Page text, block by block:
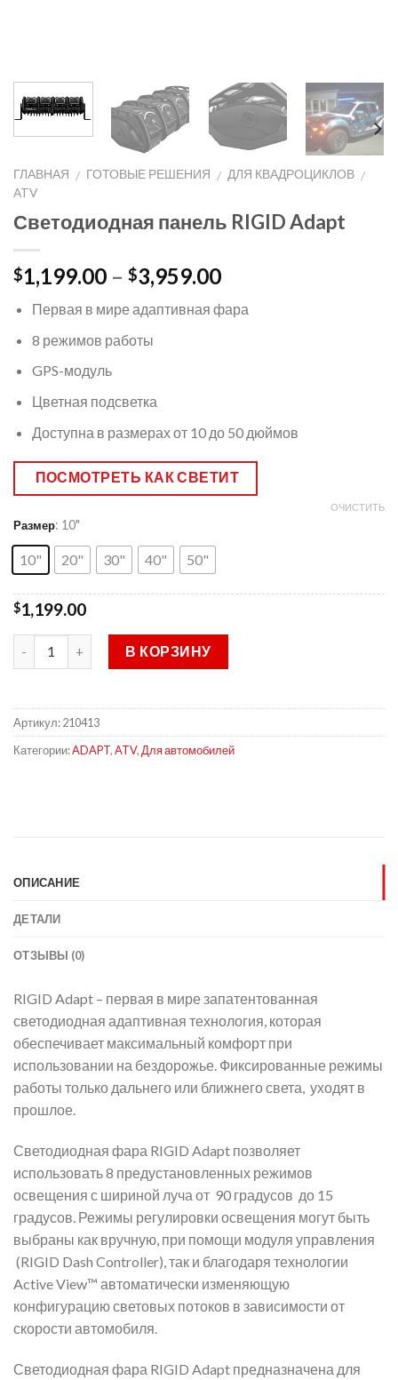
ГЛАВНАЯ / ГОТОВЫЕ РЕШЕНИЯ / ДЛЯ КВАДРОЦИКЛОВ /
ATV
Светодиодная панель RIGID Adapt
$1,199.00 – $3,959.00
Первая в мире адаптивная фара
8 режимов работы
GPS-модуль
Цветная подсветка
Доступна в размерах от 10 до 50 дюймов
ПОСМОТРЕТЬ КАК СВЕТИТ
Размер: 10"
10" 20" 30" 40" 50"
ОЧИСТИТЬ
$1,199.00
В КОРЗИНУ
Артикул:210413
Категории:ADAPT,ATV,Для автомобилей
ОПИСАНИЕ
ДЕТАЛИ
ОТЗЫВЫ (0)
RIGID Adapt – первая в мире запатентованная
светодиодная адаптивная технология, которая
обеспечивает максимальный комфорт при
использовании на бездорожье. Фиксированные режимы
работы только дальнего или ближнего света, уходят в
прошлое.
Светодиодная фара RIGID Adapt позволяет
использовать 8 предустановленных режимов
освещения с шириной луча от 90 градусов до 15
градусов. Режимы регулировки освещения могут быть
выбраны как вручную, при помощи модуля управления
(RIGID Dash Controller), так и благодаря технологии
Active View™ автоматически изменяющую
конфигурацию световых потоков в зависимости от
скорости автомобиля.
Светодиодная фара RIGID Adapt предназначена для